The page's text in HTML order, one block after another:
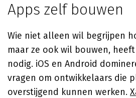
Apps zelf bouwen
Wie niet alleen wil begrijpen
maar ze ook wil bouwen,
nodig. iOS en Android
vragen om ontwikkelaars die
overstijgend kunnen werken.